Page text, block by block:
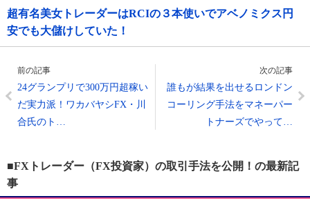
超有名美女トレーダーはRCIの３本使いでアベノミクス円
安でも大儲けしていた！
前の記事
24グランプリで300万円超稼い
だ実力派！ワカバヤシFX・川
合氏のト…
次の記事
誰もが結果を出せるロンドン
コーリング手法をマネーパー
トナーズでやって…
■FXトレーダー（FX投資家）の取引手法を公開！の最新記
事